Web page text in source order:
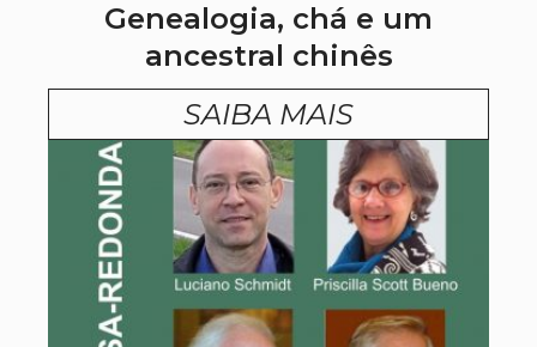
Genealogia, chá e um
ancestral chinês
SAIBA MAIS